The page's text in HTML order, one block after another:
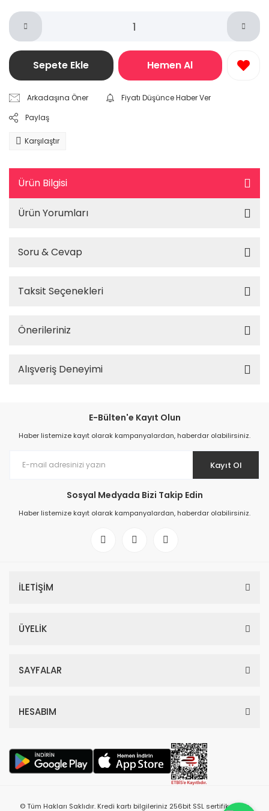
Sepete Ekle Hemen Al
Arkadaşına Öner
Fiyatı Düşünce Haber Ver
Paylaş
Karşılaştır
Ürün Bilgisi
Ürün Yorumları
Soru & Cevap
Taksit Seçenekleri
Önerileriniz
Alışveriş Deneyimi
E-Bülten'e Kayıt Olun
Haber listemize kayıt olarak kampanyalardan, haberdar olabilirsiniz.
Kayıt Ol
Sosyal Medyada Bizi Takip Edin
Haber listemize kayıt olarak kampanyalardan, haberdar olabilirsiniz.
İLETİŞİM
ÜYELİK
SAYFALAR
HESABIM
© Tüm Hakları Saklıdır. Kredi kartı bilgileriniz 256bit SSL sertifikası ile